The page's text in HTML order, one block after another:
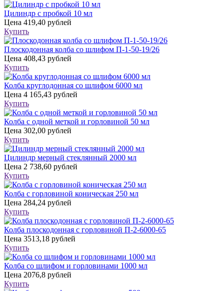
Цилиндр с пробкой 10 мл
Цена 419,40 рублей
Купить
Плоскодонная колба со шлифом П-1-50-19/26
Цена 408,43 рублей
Купить
Колба круглодонная со шлифом 6000 мл
Цена 4 165,43 рублей
Купить
Колба с одной меткой и горловиной 50 мл
Цена 302,00 рублей
Купить
Цилиндр мерный стеклянный 2000 мл
Цена 2 738,60 рублей
Купить
Колба с горловиной коническая 250 мл
Цена 284,24 рублей
Купить
Колба плоскодонная с горловиной П-2-6000-65
Цена 3513,18 рублей
Купить
Колба со шлифом и горловинами 1000 мл
Цена 2076,8 рублей
Купить